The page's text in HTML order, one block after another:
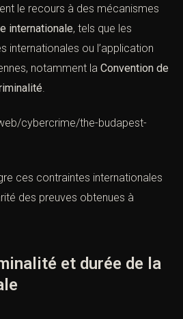
: réagir vite et
souvent les frontières
serveurs situés hors de
à l’étranger.
le recours à des mécanismes
internationale, tels que les
ou l’application
cybercrime/the-budapest-